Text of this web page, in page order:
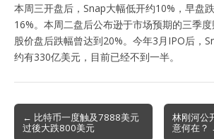
本周三开盘后，Snap大幅低开约10%，早盘
16%。本周二盘后公布逊于市场预期的三季
股价盘后跌幅曾达到20%。今年3月IPO后，
约有330亿美元，目前已经不到一半。
Post
navigation
← 比特币一度触及7888美元
过後大跌800美元
林刚河公
意何在？